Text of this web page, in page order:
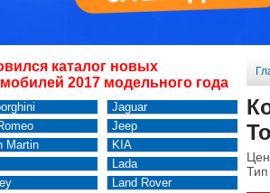
каталог новых
2017 модельного года
Martin
Jaguar
Jeep
KIA
Lada
Land Rover